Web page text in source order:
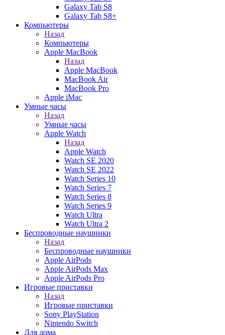
Galaxy Tab S8
Galaxy Tab S8+
Компьютеры
Назад
Компьютеры
Apple MacBook
Назад
Apple MacBook
MacBook Air
MacBook Pro
Apple iMac
Умные часы
Назад
Умные часы
Apple Watch
Назад
Apple Watch
Watch SE 2020
Watch SE 2022
Watch Series 10
Watch Series 7
Watch Series 8
Watch Series 9
Watch Ultra
Watch Ultra 2
Беспроводные наушники
Назад
Беспроводные наушники
Apple AirPods
Apple AirPods Max
Apple AirPods Pro
Игровые приставки
Назад
Игровые приставки
Sony PlayStation
Nintendo Switch
Для дома